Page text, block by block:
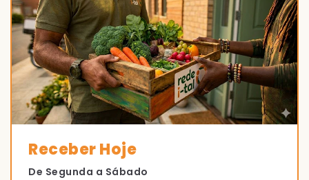
Receber Hoje
De Segunda a Sábado